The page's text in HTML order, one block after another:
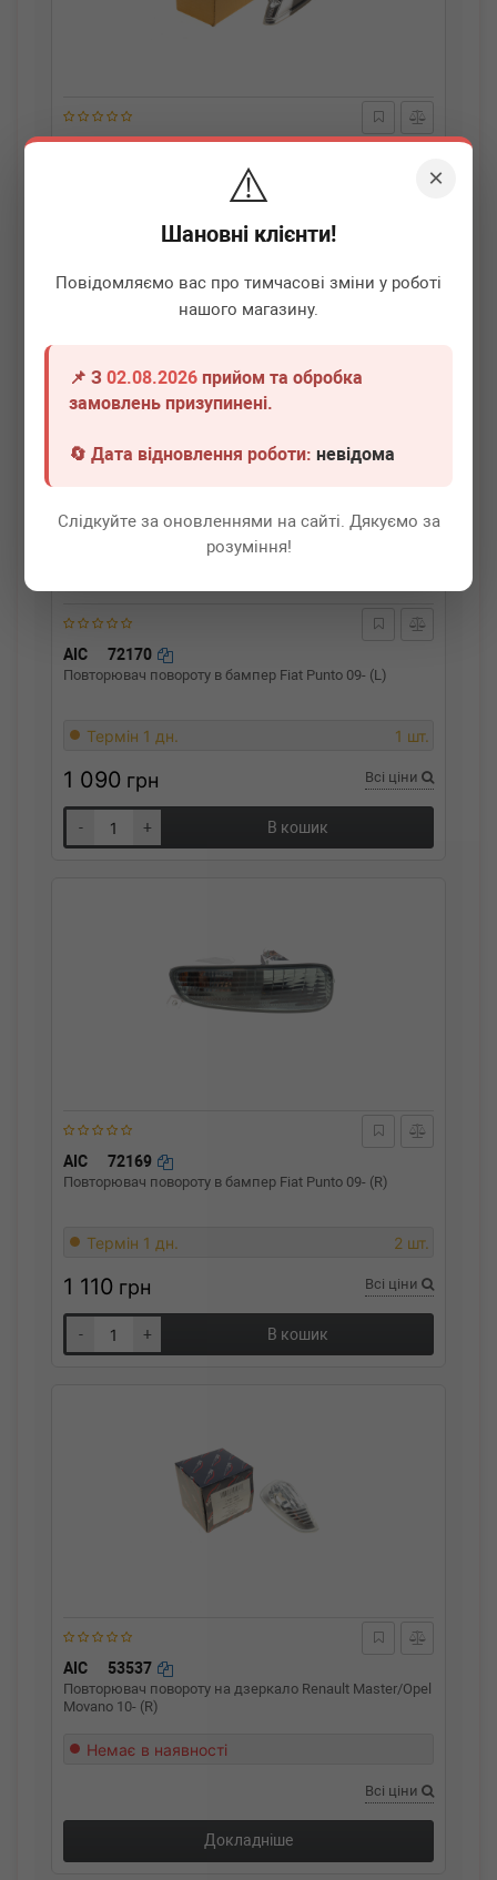
×
⚠️
Шановні клієнти!
Повідомляємо вас про тимчасові зміни у роботі
нашого магазину.
📌 З02.08.2026 прийом та обробка
замовлень призупинені.
🔄 Дата відновлення роботи:невідома
Слідкуйте за оновленнями на сайті. Дякуємо за
розуміння!
AIC 72185
Повторювач повороту на дзеркало Skoda Octavia 04-13
Термін 1 дн.
980
В кошик
AIC 72170
Повторювач повороту в бампер Fiat Punto 09- (L)
Термін 1 дн. 1 шт.
1 090 грн Всі ціни
- + В кошик
AIC 72169
Повторювач повороту в бампер Fiat Punto 09- (R)
Термін 1 дн. 2 шт.
1 110 грн Всі ціни
- + В кошик
AIC 53537
Повторювач повороту на дзеркало Renault Master/Opel
Movano 10- (R)
Немає в наявності
Всі ціни
Докладніше